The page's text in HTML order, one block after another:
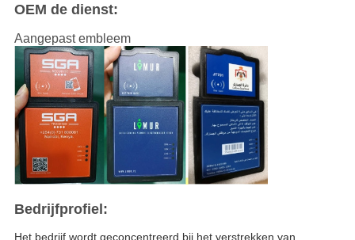
OEM de dienst:
Aangepast embleem
Bedrijfprofiel:
Het bedrijf wordt geconcentreerd bij het verstrekken van